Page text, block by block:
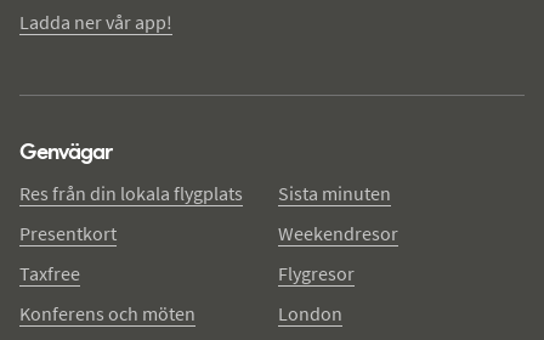
Ladda ner vår app!
Genvägar
Res från din lokala flygplats
Presentkort
Taxfree
Konferens och möten
Sista minuten
Weekendresor
Flygresor
London